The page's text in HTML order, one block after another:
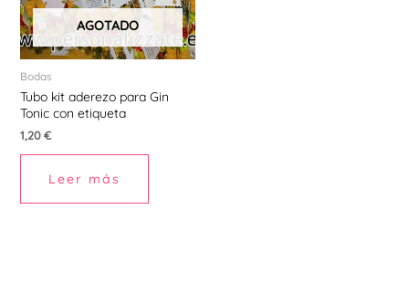
AGOTADO
Bodas
Tubo kit aderezo para Gin
Tonic con etiqueta
1,20€
Leer más